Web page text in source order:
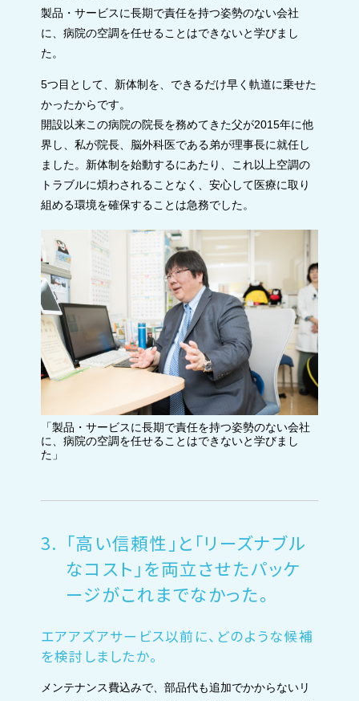
製品・サービスに長期で責任を持つ姿勢のない会社
に、病院の空調を任せることはできないと学びまし
た。
5つ目として、新体制を、できるだけ早く軌道に乗せた
かったからです。
開設以来この病院の院長を務めてきた父が2015年に他
界し、私が院長、脳外科医である弟が理事長に就任し
ました。新体制を始動するにあたり、これ以上空調の
トラブルに煩わされることなく、安心して医療に取り
組める環境を確保することは急務でした。
「製品・サービスに長期で責任を持つ姿勢のない会社
に、病院の空調を任せることはできないと学びまし
た」
3. 「高い信頼性」と「リーズナブル
なコスト」を両立させたパッケ
ージがこれまでなかった。
エアアズアサービス以前に、どのような候補
を検討しましたか。
メンテナンス費込みで、部品代も追加でかからないリ